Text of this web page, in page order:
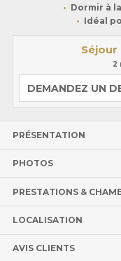
Dormir à
Idéal
Séjour
2
DEMANDEZ UN
PRÉSENTATION
PHOTOS
PRESTATIONS &
LOCALISATION
AVIS CLIENTS